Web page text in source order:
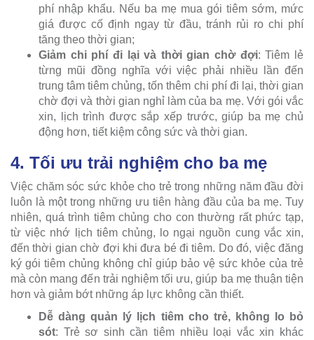
phí nhập khẩu. Nếu ba mẹ mua gói tiêm sớm, mức
giá được cố định ngay từ đầu, tránh rủi ro chi phí
tăng theo thời gian;
Giảm chi phí đi lại và thời gian chờ đợi: Tiêm lẻ
từng mũi đồng nghĩa với việc phải nhiều lần đến
trung tâm tiêm chủng, tốn thêm chi phí đi lại, thời gian
chờ đợi và thời gian nghỉ làm của ba mẹ. Với gói vắc
xin, lịch trình được sắp xếp trước, giúp ba mẹ chủ
động hơn, tiết kiệm công sức và thời gian.
4. Tối ưu trải nghiệm cho ba mẹ
Việc chăm sóc sức khỏe cho trẻ trong những năm đầu đời
luôn là một trong những ưu tiên hàng đầu của ba mẹ. Tuy
nhiên, quá trình tiêm chủng cho con thường rất phức tạp,
từ việc nhớ lịch tiêm chủng, lo ngại nguồn cung vắc xin,
đến thời gian chờ đợi khi đưa bé đi tiêm. Do đó, việc đăng
ký gói tiêm chủng không chỉ giúp bảo vệ sức khỏe của trẻ
mà còn mang đến trải nghiệm tối ưu, giúp ba mẹ thuận tiện
hơn và giảm bớt những áp lực không cần thiết.
Dễ dàng quản lý lịch tiêm cho trẻ, không lo bỏ
sót: Trẻ sơ sinh cần tiêm nhiều loại vắc xin khác